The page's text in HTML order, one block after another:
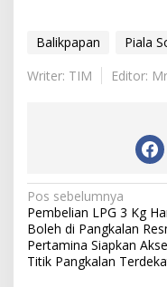
Balikpapan Piala
Writer: TIM
Editor: Mr
Navigasi
pos
Pos sebelumnya
Pembelian LPG 3 Kg
Boleh di Pangkalan
Pertamina Siapkan
Titik Pangkalan